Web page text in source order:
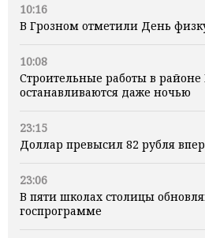
10:16
В Грозном отметили День
10:08
Строительные работы в
останавливаются даже ночью
23:15
Доллар превысил 82 рубля
23:06
В пяти школах столицы
госпрограмме